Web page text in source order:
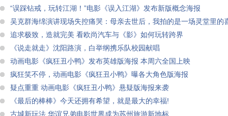
“误踩钻戒，玩转江湖！”电影《误入江湖》发布新版概念海报
吴克群海绵演讲现场失控痛哭：母亲去世后，我拍的是一场灵堂里的
追求极致，造就完美 看欧尚汽车与《影》如何玩转跨界
《说走就走》沈阳路演，白举纲携乐队校园献唱
动画电影《疯狂丑小鸭》发布英雄版海报 本周六全国上映
疯狂笑不停，动画电影《疯狂丑小鸭》曝各大角色版海报
疑点重重 动画电影《疯狂丑小鸭》悬疑版海报来袭
《最后的棒棒》今天还拥有希望，就是最大的幸福!
古城新玩法 华谊兄弟电影世界成为苏州旅游新地标